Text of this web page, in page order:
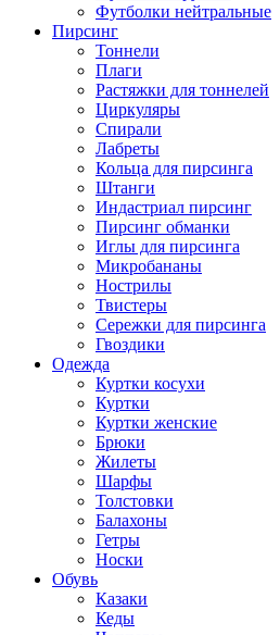
Футболки нейтральные
Пирсинг
Тоннели
Плаги
Растяжки для тоннелей
Циркуляры
Спирали
Лабреты
Кольца для пирсинга
Штанги
Индастриал пирсинг
Пирсинг обманки
Иглы для пирсинга
Микробананы
Нострилы
Твистеры
Сережки для пирсинга
Гвоздики
Одежда
Куртки косухи
Куртки
Куртки женские
Брюки
Жилеты
Шарфы
Толстовки
Балахоны
Гетры
Носки
Обувь
Казаки
Кеды